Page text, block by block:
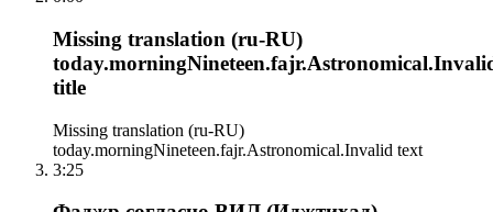
Missing translation (ru-RU)
title
Missing translation (ru-RU)
today.morningNineteen.fajr.Astronomical.Invalid text
3:25